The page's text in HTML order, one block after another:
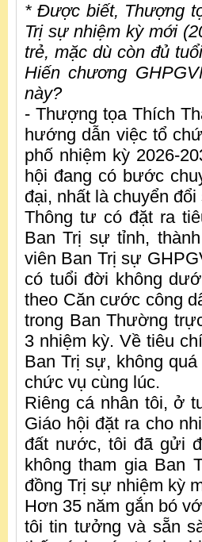
* Được biết, Thượng
Trị sự nhiệm kỳ mới
trẻ, mặc dù còn đủ
Hiến chương
này?
- Thượng tọa Thích
hướng dẫn việc tổ
phố nhiệm kỳ 2026-
hội đang có bước
đại, nhất là chuyển
Thông tư có đặt ra
Ban Trị sự tỉnh,
viên Ban Trị sự
có tuổi đời không
theo Căn cước công
trong Ban Thường
3 nhiệm kỳ. Về tiêu
Ban Trị sự, không
chức vụ cùng lúc.
Riêng cá nhân tôi, ở
Giáo hội đặt ra cho
đất nước, tôi đã gửi
không tham gia Ban
đồng Trị sự nhiệm kỳ
Hơn 35 năm gắn bó
tôi tin tưởng và sẵn